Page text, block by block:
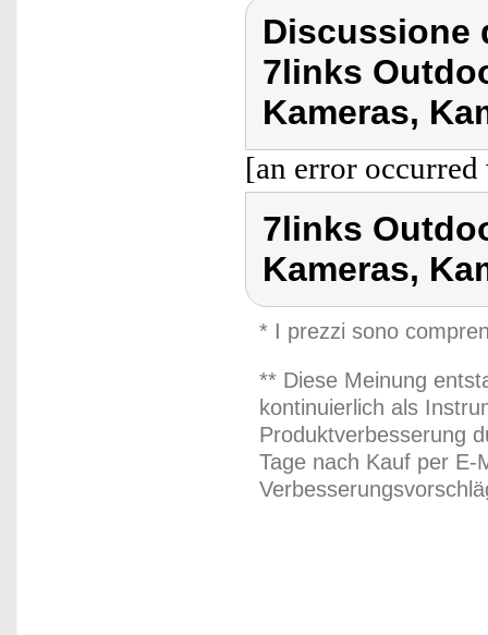
Discussione
7links
Kameras,
[an error
7links
Kameras,
* I prezzi sono
** Diese Meinung
kontinuierlich als
Produktverbesserung
Tage nach Kauf per E-